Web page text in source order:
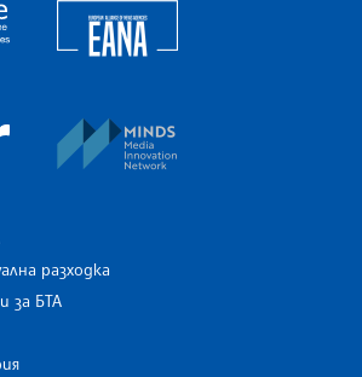
The Assocoation of the Balkan News Agencies
European Newsroom
разходка
за БТА